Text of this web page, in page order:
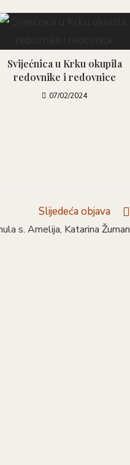
Svijećnica u Krku okupila
redovnike i redovnice
07/02/2024
Slijedeća objava
s. Amelija, Katarina Žuman